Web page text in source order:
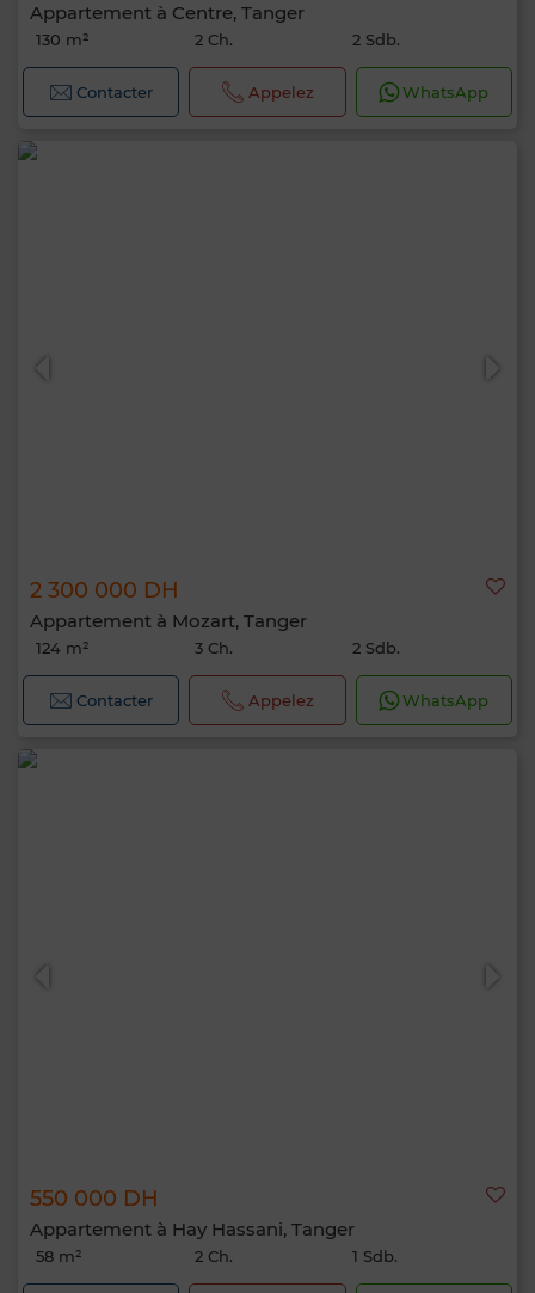
Appartement à Centre, Tanger
130 m² 2 Ch. 2 Sdb.
Contacter Appelez WhatsApp
2 300 000 DH
Appartement à Mozart, Tanger
124 m² 3 Ch. 2 Sdb.
Contacter Appelez WhatsApp
550 000 DH
Appartement à Hay Hassani, Tanger
58 m² 2 Ch. 1 Sdb.